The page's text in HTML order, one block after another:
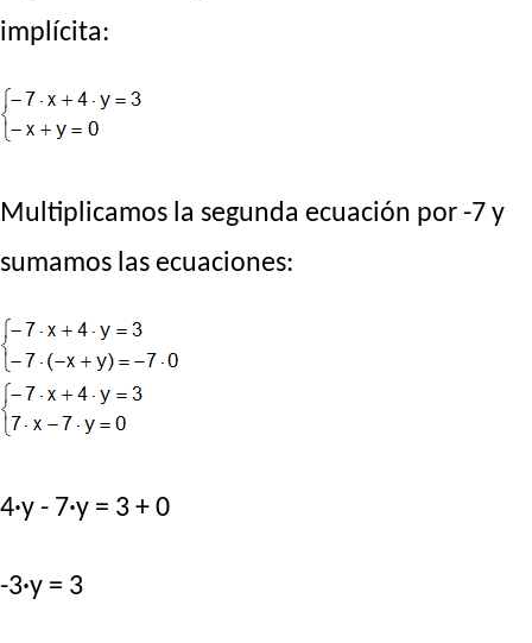
implícita:
Multiplicamos la segunda ecuación por -7 y
sumamos las ecuaciones:
4·y - 7·y = 3 + 0
-3·y = 3